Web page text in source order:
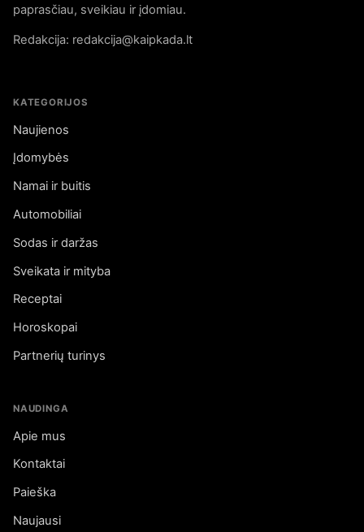
paprasčiau, sveikiau ir įdomiau.
Redakcija: redakcija@kaipkada.lt
KATEGORIJOS
Naujienos
Įdomybės
Namai ir buitis
Automobiliai
Sodas ir daržas
Sveikata ir mityba
Receptai
Horoskopai
Partnerių turinys
NAUDINGA
Apie mus
Kontaktai
Paieška
Naujausi